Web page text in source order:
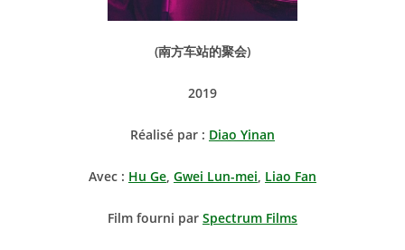
(南方车站的聚会)
2019
Réalisé par : Diao Yinan
Avec : Hu Ge, Gwei Lun-mei, Liao Fan
Film fourni par Spectrum Films